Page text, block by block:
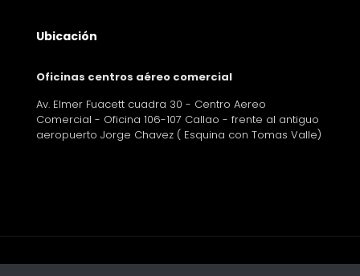
Ubicación
Oficinas centros aéreo comercial
Av. Elmer Fuacett cuadra 30 - Centro Aereo
Comercial - Oficina 106-107 Callao - frente al antiguo
aeropuerto Jorge Chavez ( Esquina con Tomas Valle)